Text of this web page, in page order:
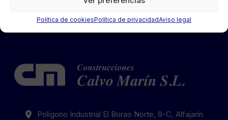
Política de cookiesPolítica de privacidadAviso legal
Polígono Industrial El Borao Norte, 9-C, Alfajarín